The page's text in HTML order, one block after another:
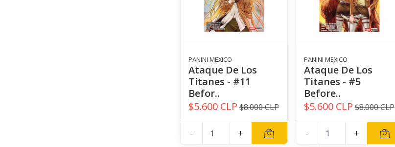
PANINI MEXICO
Ataque De Los
Titanes - #11
Befor..
$5.600 CLP $8.000 CLP
- +
PANINI MEXICO
Ataque De Los
Titanes - #5
Before..
$5.600 CLP $8.000 CLP
- +